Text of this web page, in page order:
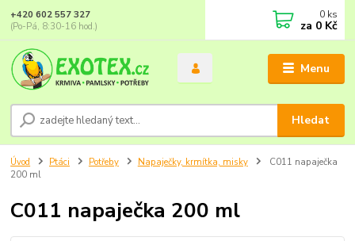
Menu
Hledat
+420 602 557 327
(Po-Pá, 8:30-16 hod.)
0 ks
za 0 Kč
Úvod Ptáci Potřeby Napaječky, krmítka, misky
C011 napaječka
200 ml
C011 napaječka 200 ml